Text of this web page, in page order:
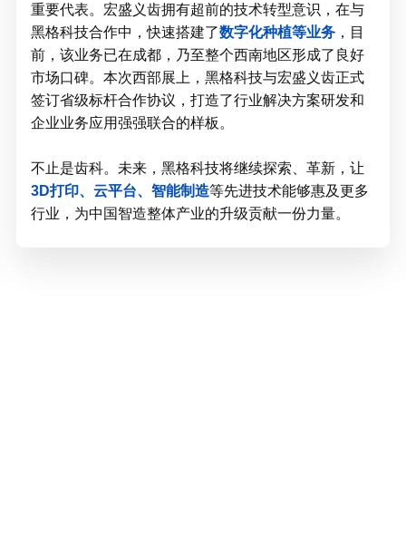
重要代表。宏盛义齿拥有超前的技术转型意识，在与
黑格科技合作中，快速搭建了数字化种植等业务 ，目
前，该业务已在成都，乃至整个西南地区形成了良好
市场口碑。本次西部展上，黑格科技与宏盛义齿正式
签订省级标杆合作协议，打造了行业解决方案研发和
企业业务应用强强联合的样板。
不止是齿科。未来，黑格科技将继续探索、革新，让
3D打印、云平台、智能制造等先进技术能够惠及更多
行业，为中国智造整体产业的升级贡献一份力量。